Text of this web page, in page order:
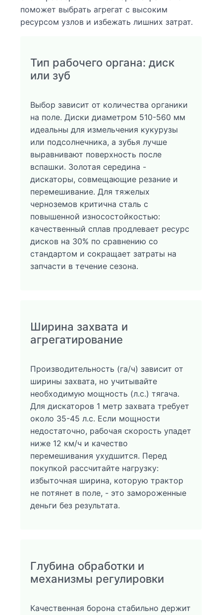
поможет выбрать агрегат с высоким
ресурсом узлов и избежать лишних затрат.
Тип рабочего органа: диск
или зуб
Выбор зависит от количества органики
на поле. Диски диаметром 510-560 мм
идеальны для измельчения кукурузы
или подсолнечника, а зубья лучше
выравнивают поверхность после
вспашки. Золотая середина -
дискаторы, совмещающие резание и
перемешивание. Для тяжелых
черноземов критична сталь с
повышенной износостойкостью:
качественный сплав продлевает ресурс
дисков на 30% по сравнению со
стандартом и сокращает затраты на
запчасти в течение сезона.
Ширина захвата и
агрегатирование
Производительность (га/ч) зависит от
ширины захвата, но учитывайте
необходимую мощность (л.с.) тягача.
Для дискаторов 1 метр захвата требует
около 35-45 л.с. Если мощности
недостаточно, рабочая скорость упадет
ниже 12 км/ч и качество
перемешивания ухудшится. Перед
покупкой рассчитайте нагрузку:
избыточная ширина, которую трактор
не потянет в поле, - это замороженные
деньги без результата.
Глубина обработки и
механизмы регулировки
Качественная борона стабильно держит